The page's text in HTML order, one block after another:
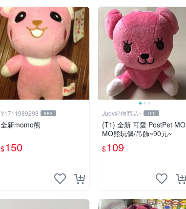
Y1711989293 883
全新momo熊
$150
Judy好物商品~ 700
(T1) 全新 可愛 PostPet MO
MO熊玩偶/吊飾~90元~
$109